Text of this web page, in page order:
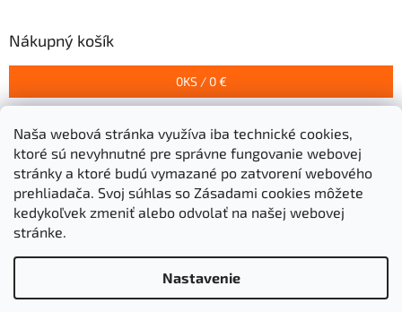
Naša webová stránka využíva iba technické cookies,
ktoré sú nevyhnutné pre správne fungovanie webovej
stránky a ktoré budú vymazané po zatvorení webového
prehliadača. Svoj súhlas so Zásadami cookies môžete
kedykoľvek zmeniť alebo odvolať na našej webovej
stránke.
Nastavenie
Nákupný košík
0KS / 0 €
Prijímame online platby